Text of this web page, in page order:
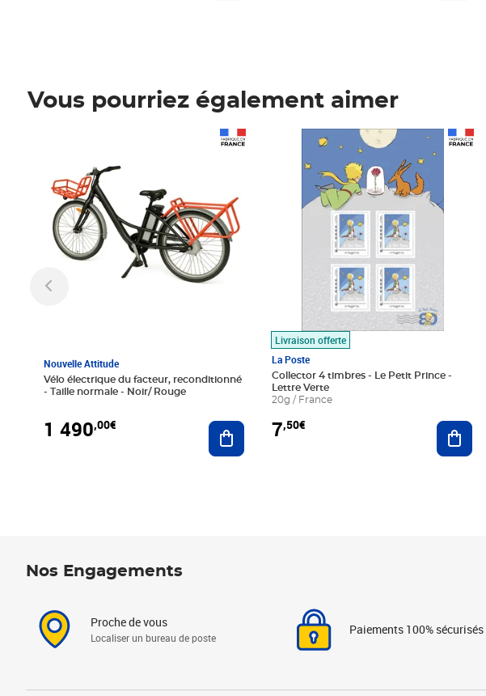
Vous pourriez également aimer
Nouvelle Attitude
Vélo électrique du facteur, reconditionné
- Taille normale - Noir/ Rouge
1 490,00€ Ajouter au panier
Livraison offerte
La Poste
Collector 4 timbres - Le Petit Prince -
Lettre Verte
20g / France
7,50€
Prix 7,50€
Nos Engagements
Proche de vous
Localiser un bureau de poste
Paiements 100% sécurisés